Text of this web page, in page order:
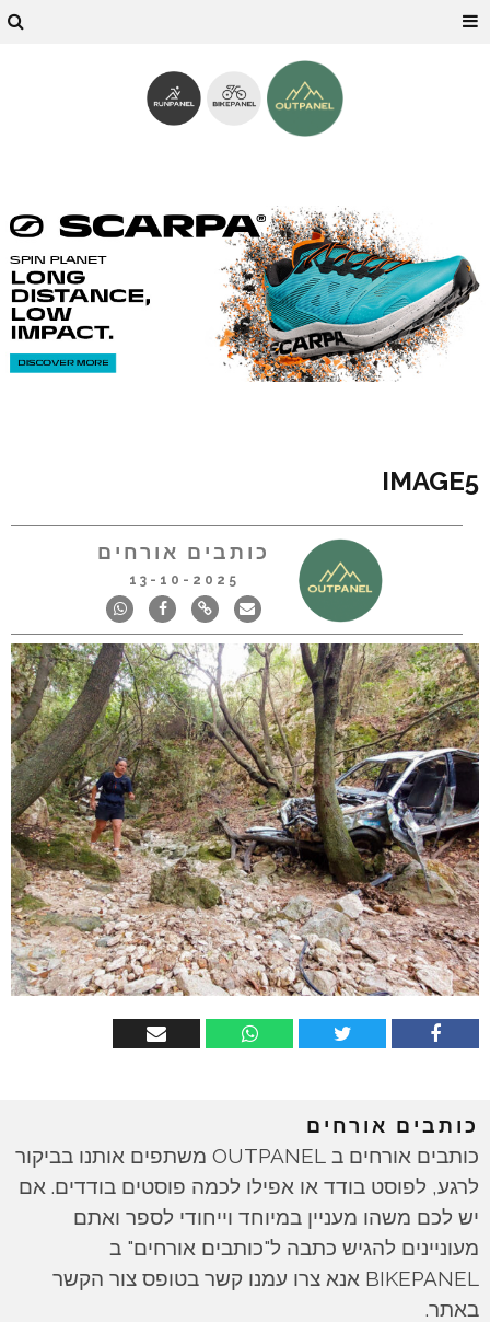
IMAGE5
כותבים אורחים
13-10-2025
כותבים אורחים
כותבים אורחים ב OUTPANEL משתפים אותנו בביקור
לרגע, לפוסט בודד או אפילו לכמה פוסטים בודדים. אם
יש לכם משהו מעניין במיוחד וייחודי לספר ואתם
מעוניינים להגיש כתבה ל"כותבים אורחים" ב
BIKEPANEL אנא צרו עמנו קשר בטופס צור הקשר
באתר.